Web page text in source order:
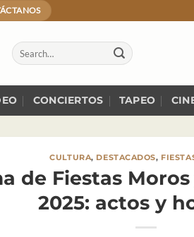
CONCIERTOS TAPEO
CULTURA, DESTACADOS,
de Fiestas
2025: actos y